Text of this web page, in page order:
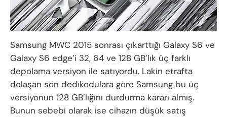
Samsung MWC 2015 sonrası çıkarttığı Galaxy S6 ve
Galaxy S6 edge’i 32, 64 ve 128 GB’lık üç farklı
depolama versiyon ile satıyordu. Lakin etrafta
dolaşan son dedikodulara göre Samsung bu üç
versiyonun 128 GB’lığını durdurma kararı almış.
Bunun sebebi olarak ise cihazın düşük satış